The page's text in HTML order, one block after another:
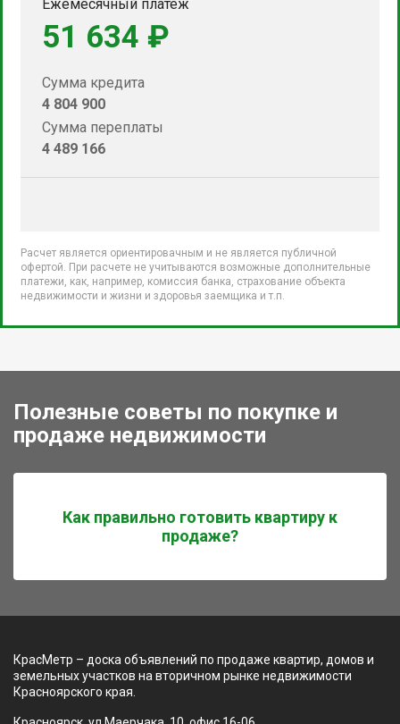
Ежемесячный платеж
51 634 ₽
Сумма кредита
4 804 900
Сумма переплаты
4 489 166
Расчет является ориентировачным и не является публичной
офертой. При расчете не учитываются возможные дополнительные
платежи, как, например, комиссия банка, страхование объекта
недвижимости и жизни и здоровья заемщика и т.п.
Полезные советы по покупке и
продаже недвижимости
Как правильно готовить квартиру к
продаже?
КрасМетр – доска объявлений по продаже квартир, домов и
земельных участков на вторичном рынке недвижимости
Красноярского края.